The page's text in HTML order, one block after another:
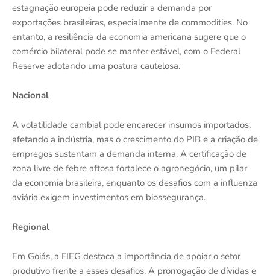
estagnação europeia pode reduzir a demanda por
exportações brasileiras, especialmente de commodities. No
entanto, a resiliência da economia americana sugere que o
comércio bilateral pode se manter estável, com o Federal
Reserve adotando uma postura cautelosa.
Nacional
A volatilidade cambial pode encarecer insumos importados,
afetando a indústria, mas o crescimento do PIB e a criação de
empregos sustentam a demanda interna. A certificação de
zona livre de febre aftosa fortalece o agronegócio, um pilar
da economia brasileira, enquanto os desafios com a influenza
aviária exigem investimentos em biossegurança.
Regional
Em Goiás, a FIEG destaca a importância de apoiar o setor
produtivo frente a esses desafios. A prorrogação de dívidas e